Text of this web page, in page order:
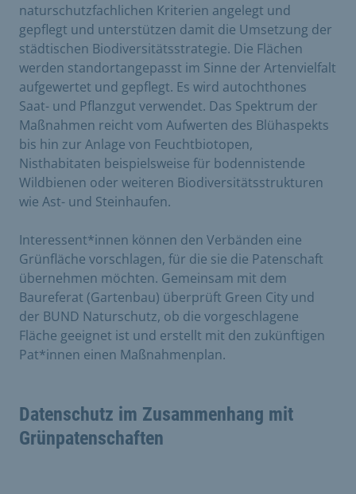
naturschutzfachlichen Kriterien angelegt und
gepflegt und unterstützen damit die Umsetzung der
städtischen Biodiversitätsstrategie. Die Flächen
werden standortangepasst im Sinne der Artenvielfalt
aufgewertet und gepflegt. Es wird autochthones
Saat- und Pflanzgut verwendet. Das Spektrum der
Maßnahmen reicht vom Aufwerten des Blühaspekts
bis hin zur Anlage von Feuchtbiotopen,
Nisthabitaten beispielsweise für bodennistende
Wildbienen oder weiteren Biodiversitätsstrukturen
wie Ast- und Steinhaufen.
Interessent*innen können den Verbänden eine
Grünfläche vorschlagen, für die sie die Patenschaft
übernehmen möchten. Gemeinsam mit dem
Baureferat (Gartenbau) überprüft Green City und
der BUND Naturschutz, ob die vorgeschlagene
Fläche geeignet ist und erstellt mit den zukünftigen
Pat*innen einen Maßnahmenplan.
Datenschutz im Zusammenhang mit
Grünpatenschaften